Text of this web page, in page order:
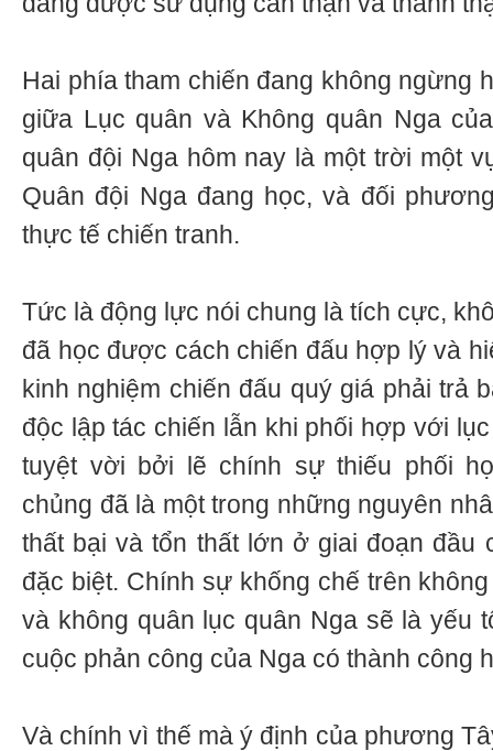
Hai phía tham chiến đang không ngừng
giữa Lục quân và Không quân Nga
quân đội Nga hôm nay là một trời một
Quân đội Nga đang học, và đối
thực tế chiến tranh.
Tức là động lực nói chung là tích cực,
đã học được cách chiến đấu hợp lý và
kinh nghiệm chiến đấu quý giá phải trả
độc lập tác chiến lẫn khi phối hợp với
tuyệt vời bởi lẽ chính sự thiếu phối
chủng đã là một trong những nguyên
thất bại và tổn thất lớn ở giai đoạn đầu
đặc biệt. Chính sự khống chế trên
và không quân lục quân Nga sẽ là yếu
cuộc phản công của Nga có thành công
Và chính vì thế mà ý định của phương